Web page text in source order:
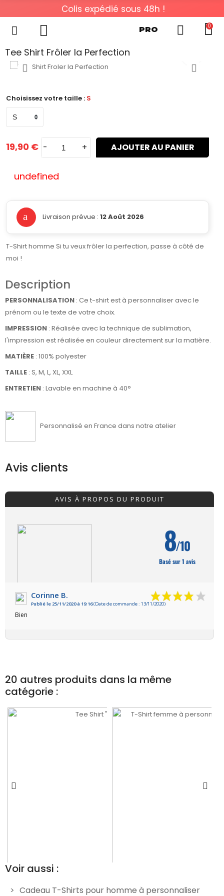
Colis expédié sous 48h !
PRO 0
Tee Shirt Frôler la Perfection
Choisissez votre taille : S
19,90 € - + AJOUTER AU PANIER
undefined
Livraison prévue : 12 Août 2026
T-Shirt homme Si tu veux frôler la perfection, passe à côté de
moi !
Description
PERSONNALISATION : Ce t-shirt est à personnaliser avec le
prénom ou le texte de votre choix.
IMPRESSION : Réalisée avec la technique de sublimation,
l'impression est réalisée en couleur directement sur la matière.
MATIÈRE : 100% polyester
TAILLE : S, M, L, XL, XXL
ENTRETIEN : Lavable en machine à 40°
Personnalisé en France dans notre atelier
Avis clients
AVIS À PROPOS DU PRODUIT
VOIR L'ATTESTATION
8/10
Basé sur 1 avis
Corinne B.
Publié le 25/11/2020 à 19:16(Date de commande : 13/11/2020)
Bien
20 autres produits dans la même
catégorie :
Voir aussi :
Cadeau T-Shirts pour homme à personnaliser